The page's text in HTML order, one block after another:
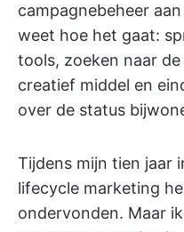
campagnebeheer
weet hoe het gaat:
tools, zoeken naar
creatief middel en
over de status
Tijdens mijn tien jaar
lifecycle marketing
ondervonden. Maar